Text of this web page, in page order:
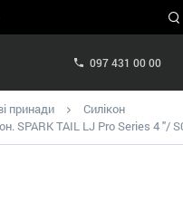
097 431 00 00
принади
Силікон
SPARK TAIL LJ Pro Series 4 "/